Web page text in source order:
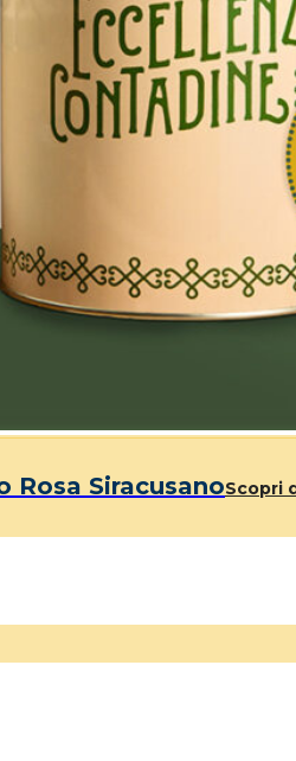
Rosa SiracusanoScopri